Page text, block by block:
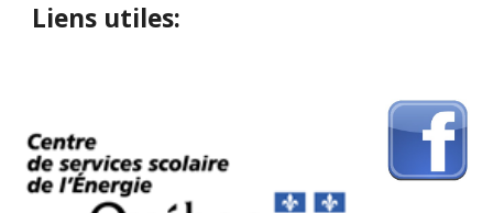
Liens utiles: